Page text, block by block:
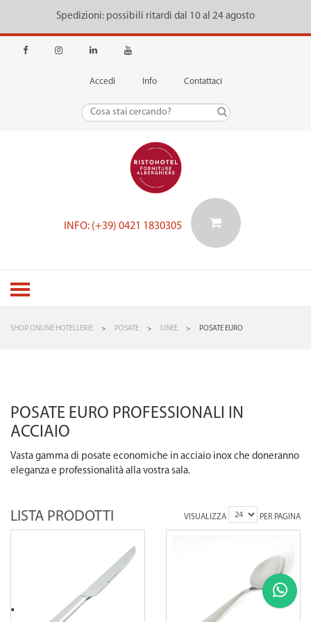
Spedizioni: possibili ritardi dal 10 al 24 agosto
Accedi Info Contattaci
INFO: (+39) 0421 1830305
SHOP ONLINE HOTELLERIE > POSATE > LINEE > POSATE EURO
POSATE EURO PROFESSIONALI IN
ACCIAIO
Vasta gamma di posate economiche in acciaio inox che doneranno
eleganza e professionalità alla vostra sala.
LISTA PRODOTTI VISUALIZZA PER PAGINA